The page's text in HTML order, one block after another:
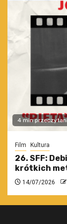
4 min
Film Kultura
26. SFF:
krótkich
14/07/2026